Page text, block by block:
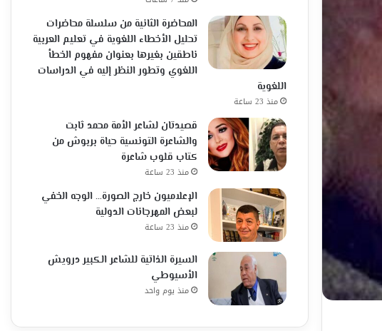
المحاضرة الثانية من سلسلة محاضرات
تحليل الأخطاء اللغوية في تعليم العربية
ناطقين بغيرها بعنوان مفهوم الخطأ
اللغوي وتطور النظر إليه في الدراسات
اللغوية
منذ 23 ساعة
قصيدتان لشاعر الأمة محمد ثابت
والشاعرة التونسية حياة بربوش من
كتاب قلوب شاعرة
منذ 23 ساعة
الإعلاميون خارج الصورة… الوجه الخفي
لبعض المهرجانات الدولية
منذ 23 ساعة
السيرة الذاتية للشاعر الكبير درويش
الأسيوطي
منذ يوم واحد